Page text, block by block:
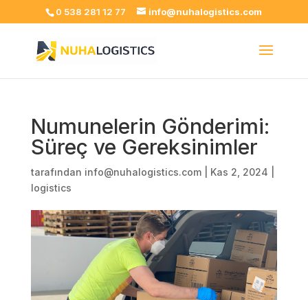
0 538 281 12 77 info@nuhalogistics.com
Numunelerin Gönderimi:
Süreç ve Gereksinimler
tarafından info@nuhalogistics.com| Kas 2, 2024
logistics